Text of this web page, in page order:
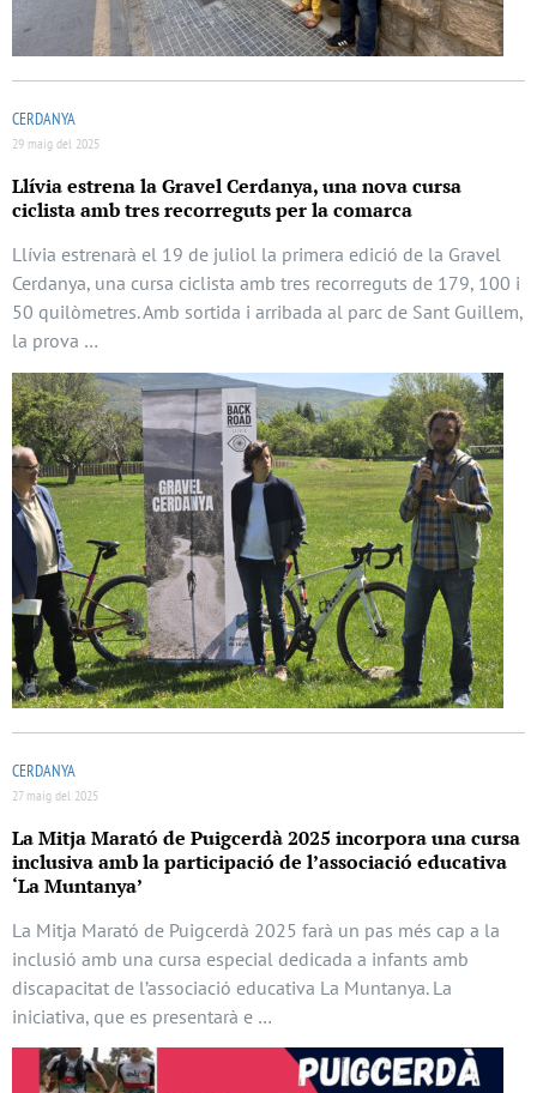
CERDANYA
29 maig del 2025
Llívia estrena la Gravel Cerdanya, una nova cursa
ciclista amb tres recorreguts per la comarca
Llívia estrenarà el 19 de juliol la primera edició de la Gravel
Cerdanya, una cursa ciclista amb tres recorreguts de 179, 100 i
50 quilòmetres. Amb sortida i arribada al parc de Sant Guillem,
la prova …
CERDANYA
27 maig del 2025
La Mitja Marató de Puigcerdà 2025 incorpora una cursa
inclusiva amb la participació de l’associació educativa
‘La Muntanya’
La Mitja Marató de Puigcerdà 2025 farà un pas més cap a la
inclusió amb una cursa especial dedicada a infants amb
discapacitat de l’associació educativa La Muntanya. La
iniciativa, que es presentarà e …